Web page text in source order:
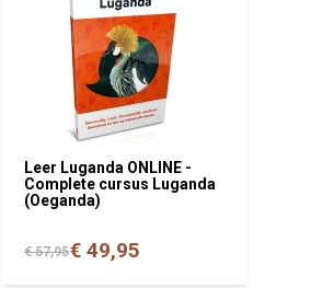
Leer Luganda ONLINE -
Complete cursus Luganda
(Oeganda)
€ 57,95€ 49,95